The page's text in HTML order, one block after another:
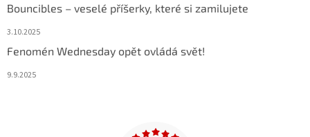
Bouncibles – veselé příšerky, které si zamilujete
3.10.2025
Fenomén Wednesday opět ovládá svět!
9.9.2025